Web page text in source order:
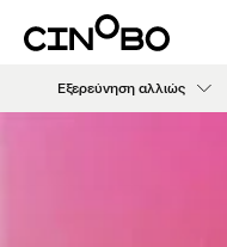
Εξερεύνηση αλλιώς